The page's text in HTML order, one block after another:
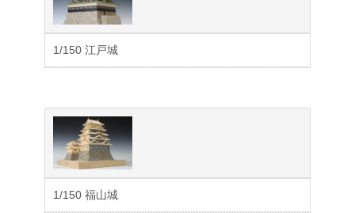
1/150 江戸城
1/150 福山城